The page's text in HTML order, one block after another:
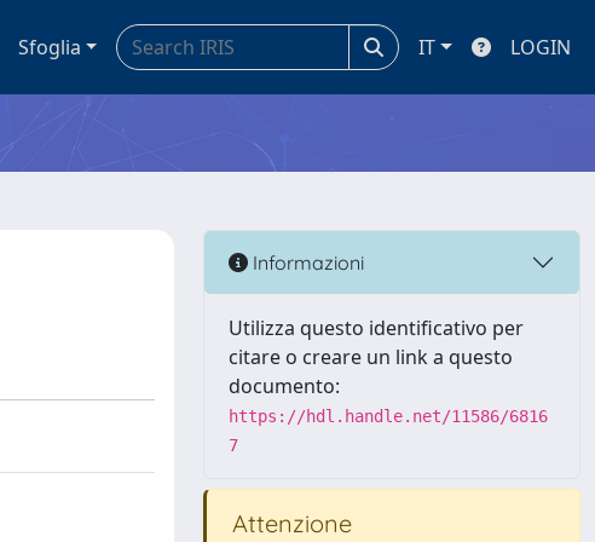
Sfoglia IT LOGIN
Informazioni
Utilizza questo identificativo per
citare o creare un link a questo
documento:
https://hdl.handle.net/11586/6816
7
Attenzione